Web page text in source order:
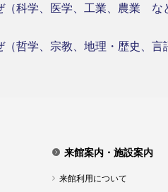
（科学、医学、工業、農業 な
（哲学、宗教、地理・歴史、
来館案内・施設案内
来館利用について